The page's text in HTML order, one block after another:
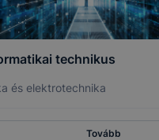
technikus
és elektrotechnika
Tovább